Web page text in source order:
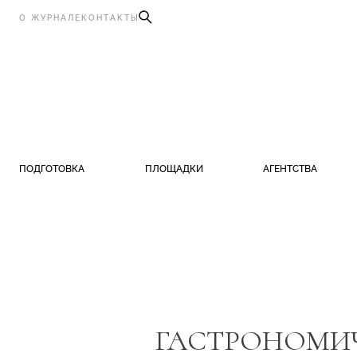
О ЖУРНАЛЕ КОНТАКТЫ
ПОДГОТОВКА ПЛОЩАДКИ АГЕНТСТВА